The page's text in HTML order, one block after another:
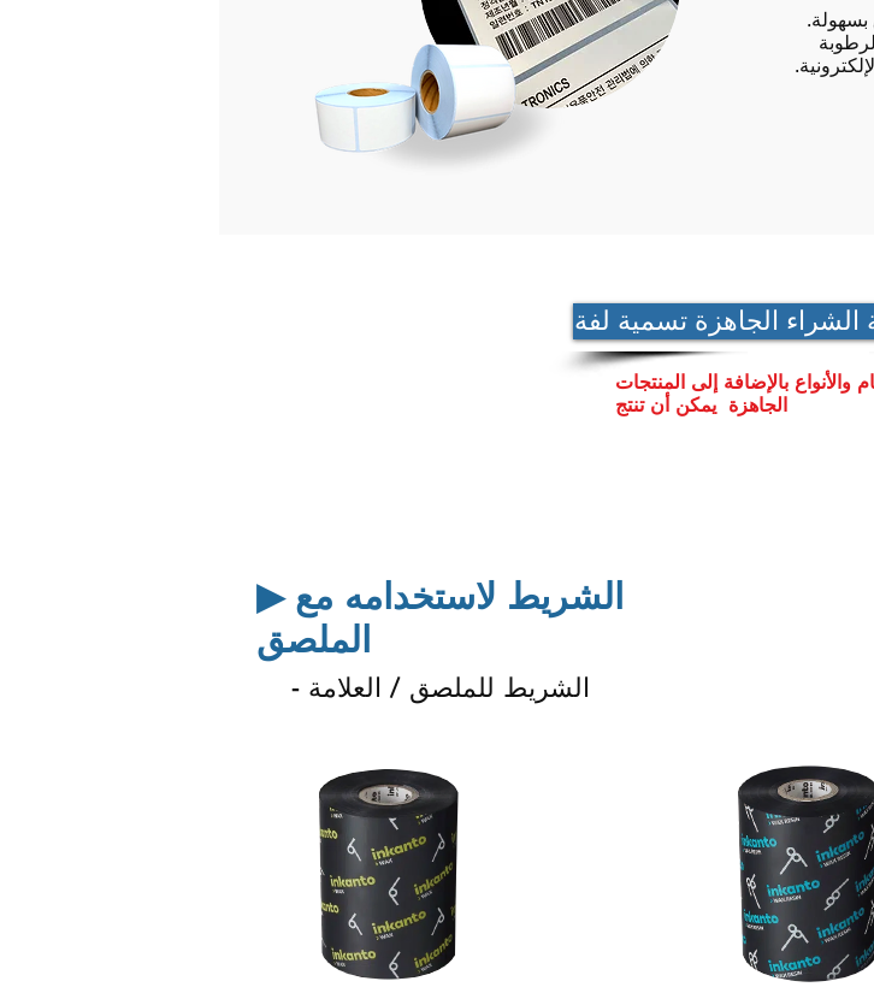
بسهولة.
الجاهزة تسمية لفة
والأنواع بالإضافة إلى المنتجات
الجاهزة يمكن أن تنتج
▶ الشريط لاستخدامه مع
الملصق
- الشريط للملصق / العلامة